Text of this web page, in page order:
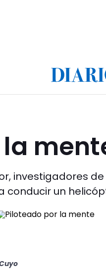
investigadores de
un